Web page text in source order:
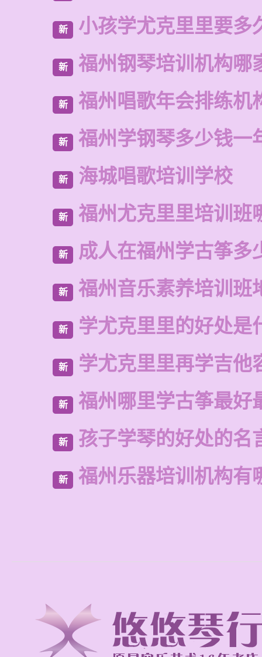
新 小孩学尤克里里要多
新 福州钢琴培训机构哪
新 福州唱歌年会排练机
新 福州学钢琴多少钱一
新 海城唱歌培训学校
新 福州尤克里里培训班
新 成人在福州学古筝多
新 福州音乐素养培训班
新 学尤克里里的好处是
新 学尤克里里再学吉他
新 福州哪里学古筝最好
新 孩子学琴的好处的名
新 福州乐器培训机构有